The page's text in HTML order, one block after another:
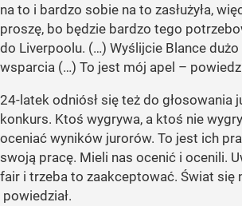
na to i bardzo sobie na to zasłużyła,
proszę, bo będzie bardzo tego
do Liverpoolu. (…) Wyślijcie Blance dużo
wsparcia (…) To jest mój apel –
24-latek odniósł się też do głosowania
konkurs. Ktoś wygrywa, a ktoś nie
oceniać wyników jurorów. To jest ich
swoją pracę. Mieli nas ocenić i ocenili.
fair i trzeba to zaakceptować. Świat się
powiedział.